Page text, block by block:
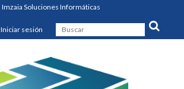
Imzaia Soluciones Informáticas
Iniciar sesión